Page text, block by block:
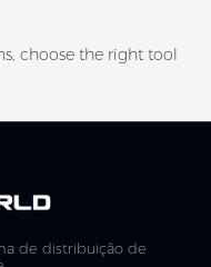
choose the right tool
de distribuição de